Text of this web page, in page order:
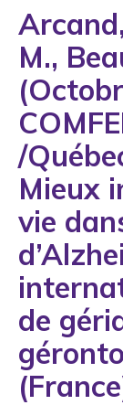
M.,
/
Mieux
vie
de